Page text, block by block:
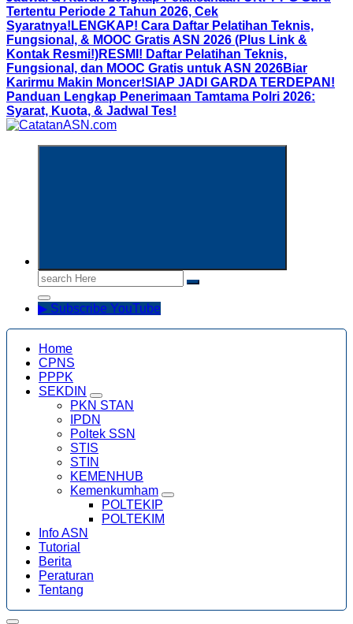
Tertentu Periode 2 Tahun 2026, Cek
Syaratnya! LENGKAP! Cara Daftar Pelatihan Teknis,
Fungsional, & MOOC Gratis ASN 2026 (Plus Link &
Kontak Resmi!)RESMI! Daftar Pelatihan Teknis,
Fungsional, dan MOOC Gratis untuk ASN 2026Biar
Karirmu Makin Moncer!SIAP JADI GARDA TERDEPAN!
Panduan Lengkap Penerimaan Tamtama Polri 2026:
Syarat, Kuota, & Jadwal Tes!
Search
for:
▶ Subscribe YouTube
Home
CPNS
PPPK
SEKDIN
PKN STAN
IPDN
Poltek SSN
STIS
STIN
KEMENHUB
Kemenkumham
POLTEKIP
POLTEKIM
Info ASN
Tutorial
Berita
Peraturan
Tentang